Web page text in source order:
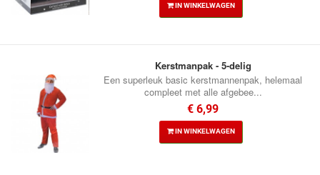
IN WINKELWAGEN
Kerstmanpak - 5-delig
Een superleuk basic kerstmannenpak, helemaal
compleet met alle afgebee...
€ 6,99
IN WINKELWAGEN